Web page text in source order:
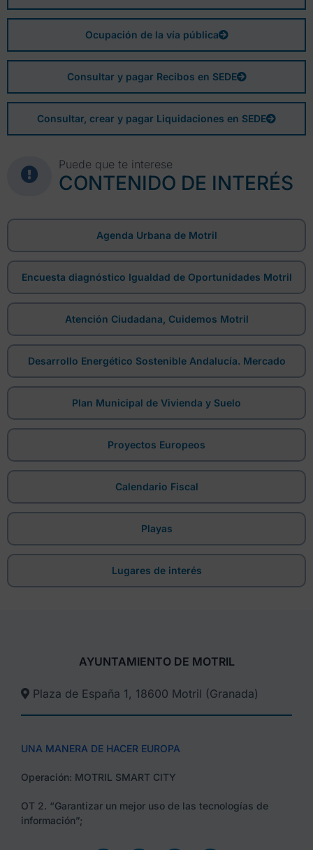
Ocupación de la vía pública
Consultar y pagar Recibos en SEDE
Consultar, crear y pagar Liquidaciones en SEDE
Puede que te interese
CONTENIDO DE INTERÉS
Agenda Urbana de Motril
Encuesta diagnóstico Igualdad de Oportunidades Motril
Atención Ciudadana, Cuidemos Motril
Desarrollo Energético Sostenible Andalucía. Mercado
Plan Municipal de Vivienda y Suelo
Proyectos Europeos
Calendario Fiscal
Playas
Lugares de interés
AYUNTAMIENTO DE MOTRIL
Plaza de España 1, 18600 Motril (Granada)​
UNA MANERA DE HACER EUROPA
Operación: MOTRIL SMART CITY
OT 2. “Garantizar un mejor uso de las tecnologías de
información”;